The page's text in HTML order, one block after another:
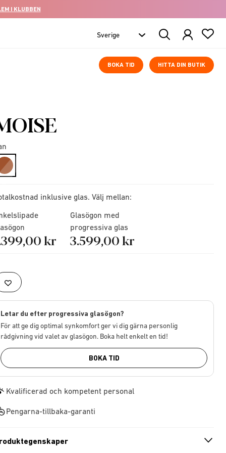
I KLUBBEN
Search
Products
BOKA TID HITTA DIN BUTIK
selected
inklusive glas. Välj mellan:
kr
Glasögon med
progressiva glas
3.599,00 kr
Letar du efter progressiva glasögon?
För att ge dig optimal synkomfort ger vi dig gärna personlig
rådgivning vid valet av glasögon. Boka helt enkelt en tid!
BOKA TID
Kvalificerad och kompetent personal
Pengarna-tillbaka-garanti